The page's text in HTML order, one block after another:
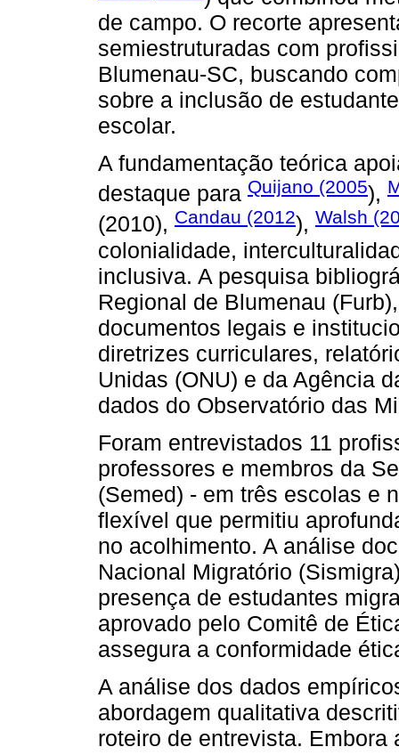
de campo. O recorte
semiestruturadas com
Blumenau-SC, buscando
sobre a inclusão de
escolar.
A fundamentação teórica
destaque para Quijano (2005),
(2010), Candau (2012), Walsh
colonialidade,
inclusiva. A pesquisa
Regional de Blumenau
documentos legais e
diretrizes curriculares,
Unidas (ONU) e da Agência
dados do Observatório das
Foram entrevistados 11
professores e membros da
(Semed) - em três escolas e
flexível que permitiu
no acolhimento. A análise
Nacional Migratório
presença de estudantes
aprovado pelo Comitê de
assegura a conformidade
A análise dos dados
abordagem qualitativa
roteiro de entrevista.